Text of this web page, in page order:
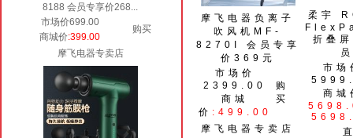
8188 会员专享价268...
市场价699.00
购买
商城价:399.00
摩飞电器专卖店
摩飞电器负离子
吹风机MF-
8270I 会员专享
价369元
市场价
2399.00
购
买
商城
价 :499.00
摩飞电器专卖店
柔宇
折叠
市场
商城